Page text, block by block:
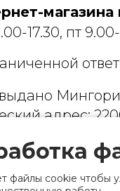
17.30, пт
адрес:
Республики
файлы cookie чтобы